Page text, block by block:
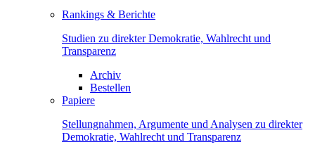
Rankings & Berichte
Studien zu direkter Demokratie, Wahlrecht und
Transparenz
Archiv
Bestellen
Papiere
Stellungnahmen, Argumente und Analysen zu direkter
Demokratie, Wahlrecht und Transparenz